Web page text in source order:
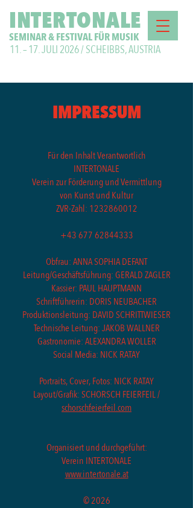
INTERTONALE
SEMINAR & FESTIVAL FÜR MUSIK
11. – 17. JULI 2026 / SCHEIBBS, AUSTRIA
IMPRESSUM
Für den Inhalt Verantwortlich
INTERTONALE
Verein zur Förderung und Vermittlung
von Kunst und Kultur
ZVR-Zahl: 1232860012
+43 677 62844333
Obfrau:ANNA SOPHIA DEFANT
Leitung/Geschäftsführung: GERALD ZAGLER
Kassier: PAUL HAUPTMANN
Schriftführerin: DORIS NEUBACHER
Produktionsleitung: DAVID SCHRITTWIESER
Technische Leitung: JAKOB WALLNER
Gastronomie: ALEXANDRA WOLLER
Social Media: NICK RATAY
Portraits, Cover, Fotos: NICK RATAY
Layout/Grafik: SCHORSCH FEIERFEIL /
schorschfeierfeil.com
Organisiert und durchgeführt:
Verein INTERTONALE
www.intertonale.at
© 2026